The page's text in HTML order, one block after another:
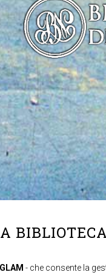
- che consente la